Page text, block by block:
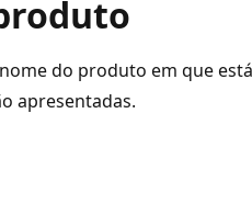
do produto em que
apresentadas.